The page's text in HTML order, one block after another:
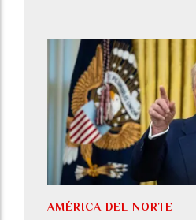
AMÉRICA DEL NORTE